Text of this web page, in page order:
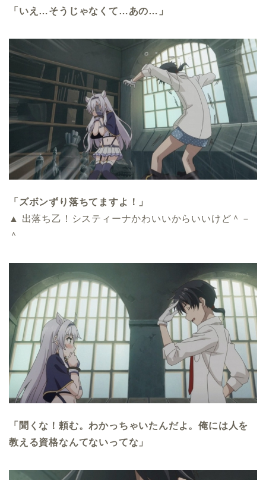
「いえ…そうじゃなくて…あの…」
「ズボンずり落ちてますよ！」
▲ 出落ち乙！システィーナかわいいからいいけど＾－
＾
「聞くな！頼む。わかっちゃいたんだよ。俺には人を
教える資格なんてないってな」